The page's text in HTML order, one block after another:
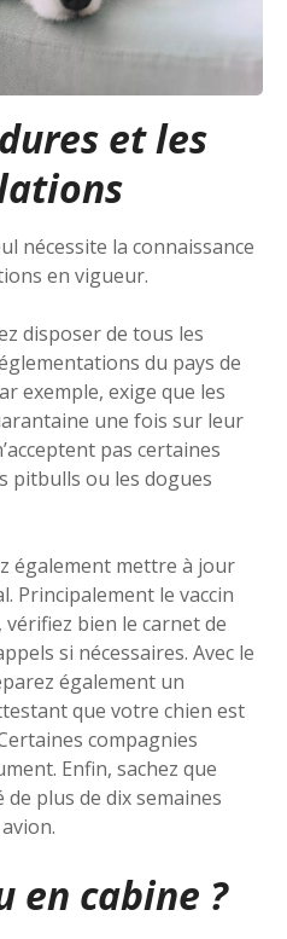
et les
nécessite la connaissance
en vigueur.
disposer de tous les
du pays de
exemple, exige que les
une fois sur leur
pas certaines
pitbulls ou les dogues
également mettre à jour
Principalement le vaccin
bien le carnet de
si nécessaires. Avec le
également un
que votre chien est
compagnies
Enfin, sachez que
plus de dix semaines
en cabine ?